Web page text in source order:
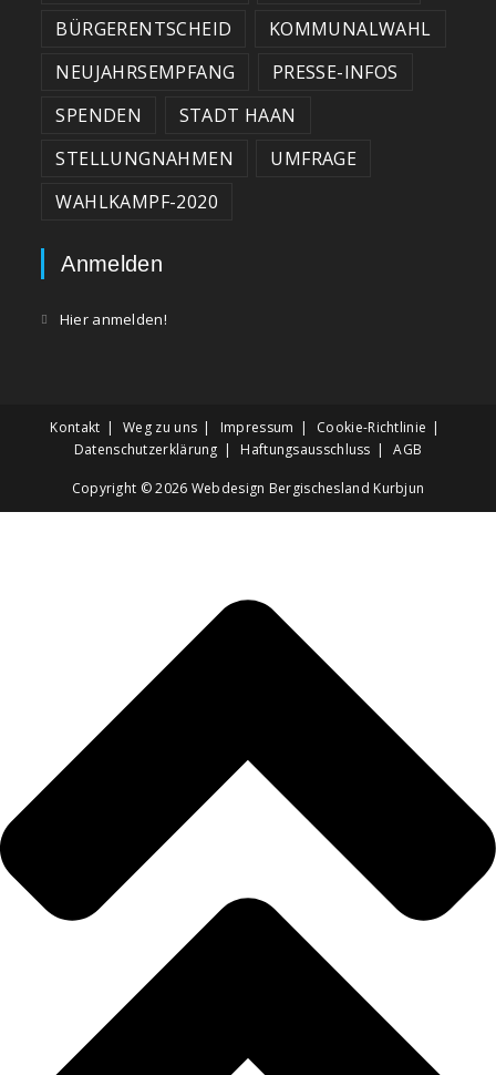
BÜRGERENTSCHEID
KOMMUNALWAHL
NEUJAHRSEMPFANG
PRESSE-INFOS
SPENDEN
STADT HAAN
STELLUNGNAHMEN
UMFRAGE
WAHLKAMPF-2020
Anmelden
Hier anmelden!
Kontakt Weg zu uns Impressum
Cookie-Richtlinie
Datenschutzerklärung
Haftungsausschluss AGB
Copyright © 2026 Webdesign Bergischesland Kurbjun